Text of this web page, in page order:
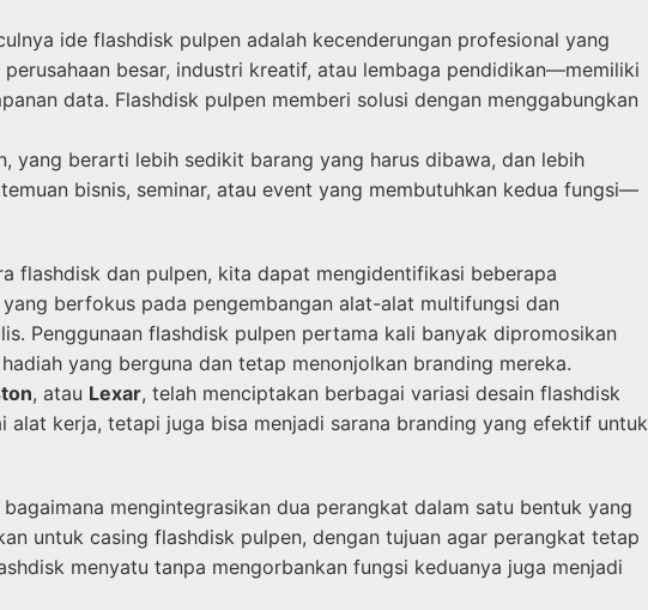
ide flashdisk pulpen adalah kecenderungan profesional yang
besar, industri kreatif, atau lembaga pendidikan—memiliki
data. Flashdisk pulpen memberi solusi dengan menggabungkan
yang berarti lebih sedikit barang yang harus dibawa, dan lebih
bisnis, seminar, atau event yang membutuhkan kedua fungsi—
flashdisk dan pulpen, kita dapat mengidentifikasi beberapa
berfokus pada pengembangan alat-alat multifungsi dan
Penggunaan flashdisk pulpen pertama kali banyak dipromosikan
yang berguna dan tetap menonjolkan branding mereka.
, atau Lexar, telah menciptakan berbagai variasi desain flashdisk
kerja, tetapi juga bisa menjadi sarana branding yang efektif untuk
mengintegrasikan dua perangkat dalam satu bentuk yang
untuk casing flashdisk pulpen, dengan tujuan agar perangkat tetap
menyatu tanpa mengorbankan fungsi keduanya juga menjadi